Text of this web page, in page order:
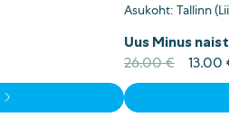
Asukoht: Tallinn
Uus Minus
26.00€
Algne
hind
26.00
13.00